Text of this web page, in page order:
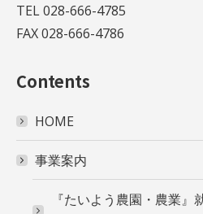
TEL 028-666-4785
FAX 028-666-4786
Contents
HOME
事業案内
『たいよう農園・農業